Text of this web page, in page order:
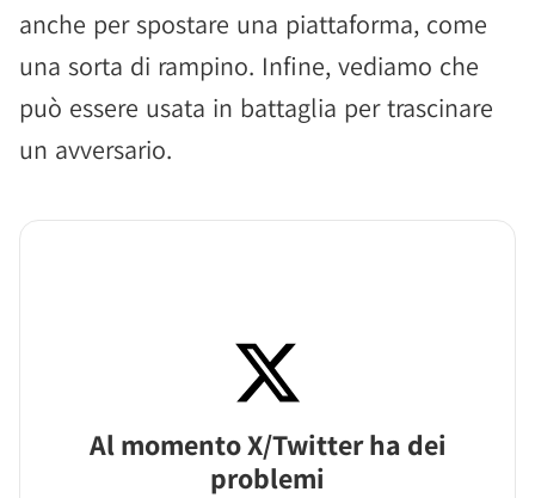
anche per spostare una piattaforma, come
una sorta di rampino. Infine, vediamo che
può essere usata in battaglia per trascinare
un avversario.
Al momento X/Twitter ha dei
problemi